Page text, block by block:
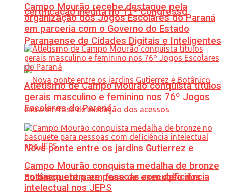
certificação inédita no 11º Congresso
Paranaense de Cidades Digitais e Inteligentes
Nova ponte entre os jardins Gutierrez e
Botânico entra em fase de execução dos
Campo Mourão recebe destaque pela
organização dos Jogos Escolares do Paraná
em parceria com o Governo do Estado
Atletismo de Campo Mourão conquista títulos
gerais masculino e feminino nos 76º Jogos
Escolares do Paraná
Campo Mourão conquista medalha de bronze
no basquete para pessoas com deficiência
intelectual nos JEPS